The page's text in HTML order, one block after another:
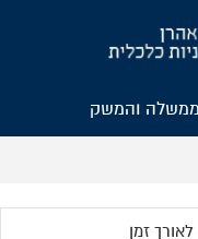
והמשק
לאורך זמן